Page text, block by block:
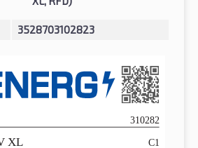
3528703102823